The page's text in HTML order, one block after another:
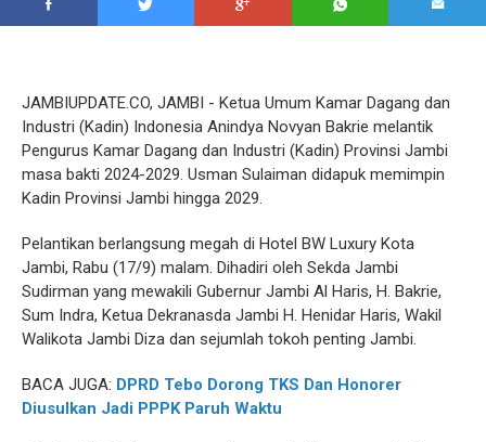
JAMBIUPDATE.CO, JAMBI - Ketua Umum Kamar Dagang dan
Industri (Kadin) Indonesia Anindya Novyan Bakrie melantik
Pengurus Kamar Dagang dan Industri (Kadin) Provinsi Jambi
masa bakti 2024-2029. Usman Sulaiman didapuk memimpin
Kadin Provinsi Jambi hingga 2029.
Pelantikan berlangsung megah di Hotel BW Luxury Kota
Jambi, Rabu (17/9) malam. Dihadiri oleh Sekda Jambi
Sudirman yang mewakili Gubernur Jambi Al Haris, H. Bakrie,
Sum Indra, Ketua Dekranasda Jambi H. Henidar Haris, Wakil
Walikota Jambi Diza dan sejumlah tokoh penting Jambi.
BACA JUGA: DPRD Tebo Dorong TKS Dan Honorer
Diusulkan Jadi PPPK Paruh Waktu